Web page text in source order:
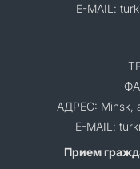
E-MAIL:
АДРЕС: Minsk,
E-MAIL:
Прием